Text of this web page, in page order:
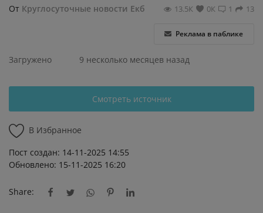
От Круглосуточные новости Екб 13
1
0К
13.5К
Реклама в паблике
Загружено 9 несколько месяцев назад
Смотреть источник
В Избранное
Пост создан: 14-11-2025 14:55
Обновлено: 15-11-2025 16:20
Share: